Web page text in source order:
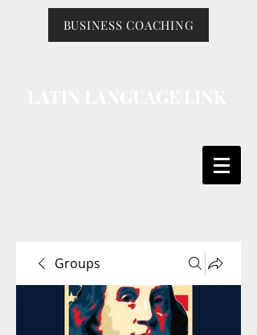
BUSINESS COACHING
Groups